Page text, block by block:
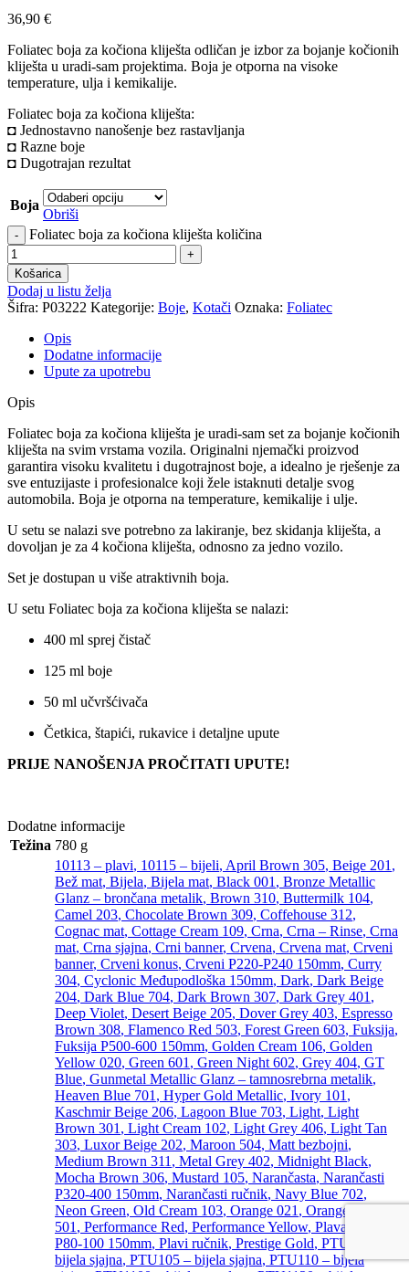
36,90 €
Foliatec boja za kočiona kliješta odličan je izbor za bojanje kočionih
kliješta u uradi-sam projektima. Boja je otporna na visoke
temperature, ulja i kemikalije.
Foliatec boja za kočiona kliješta:
◘ Jednostavno nanošenje bez rastavljanja
◘ Razne boje
◘ Dugotrajan rezultat
Boja
Obriši
Foliatec boja za kočiona kliješta količina
Košarica
Dodaj u listu želja
Šifra: P03222 Kategorije: Boje, Kotači Oznaka: Foliatec
Opis
Dodatne informacije
Upute za upotrebu
Opis
Foliatec boja za kočiona kliješta je uradi-sam set za bojanje kočionih
kliješta na svim vrstama vozila. Originalni njemački proizvod
garantira visoku kvalitetu i dugotrajnost boje, a idealno je rješenje za
sve entuzijaste i profesionalce koji žele istaknuti detalje svog
automobila. Boja je otporna na temperature, kemikalije i ulje.
U setu se nalazi sve potrebno za lakiranje, bez skidanja kliješta, a
dovoljan je za 4 kočiona kliješta, odnosno za jedno vozilo.
Set je dostupan u više atraktivnih boja.
U setu Foliatec boja za kočiona kliješta se nalazi:
400 ml sprej čistač
125 ml boje
50 ml učvršćivača
Četkica, štapići, rukavice i detaljne upute
PRIJE NANOŠENJA PROČITATI UPUTE!
Dodatne informacije
Težina 780 g
10113 – plavi, 10115 – bijeli, April Brown 305, Beige 201 ,
Bež mat, Bijela, Bijela mat, Black 001 , Bronze Metallic
Glanz – brončana metalik, Brown 310, Buttermilk 104,
Camel 203, Chocolate Brown 309, Coffehouse 312,
Cognac mat, Cottage Cream 109, Crna, Crna – Rinse, Crna
mat, Crna sjajna, Crni banner, Crvena, Crvena mat, Crveni
banner, Crveni konus, Crveni P220-P240 150mm, Curry
304, Cyclonic Međupodloška 150mm, Dark, Dark Beige
204, Dark Blue 704, Dark Brown 307, Dark Grey 401 ,
Deep Violet, Desert Beige 205, Dover Grey 403, Espresso
Brown 308, Flamenco Red 503, Forest Green 603, Fuksija,
Fuksija P500-600 150mm, Golden Cream 106, Golden
Yellow 020, Green 601 , Green Night 602, Grey 404, GT
Blue, Gunmetal Metallic Glanz – tamnosrebrna metalik,
Heaven Blue 701 , Hyper Gold Metallic, Ivory 101 ,
Kaschmir Beige 206, Lagoon Blue 703, Light, Light
Brown 301 , Light Cream 102, Light Grey 406, Light Tan
303, Luxor Beige 202, Maroon 504, Matt bezbojni,
Medium Brown 311 , Metal Grey 402, Midnight Black,
Mocha Brown 306, Mustard 105, Narančasta, Narančasti
P320-400 150mm, Narančasti ručnik, Navy Blue 702,
Neon Green, Old Cream 103, Orange 021 , Orange Red
501 , Performance Red, Performance Yellow, Plava
P80-100 150mm, Plavi ručnik, Prestige Gold, PTU100 –
bijela sjajna, PTU105 – bijela sjajna, PTU110 – bijela